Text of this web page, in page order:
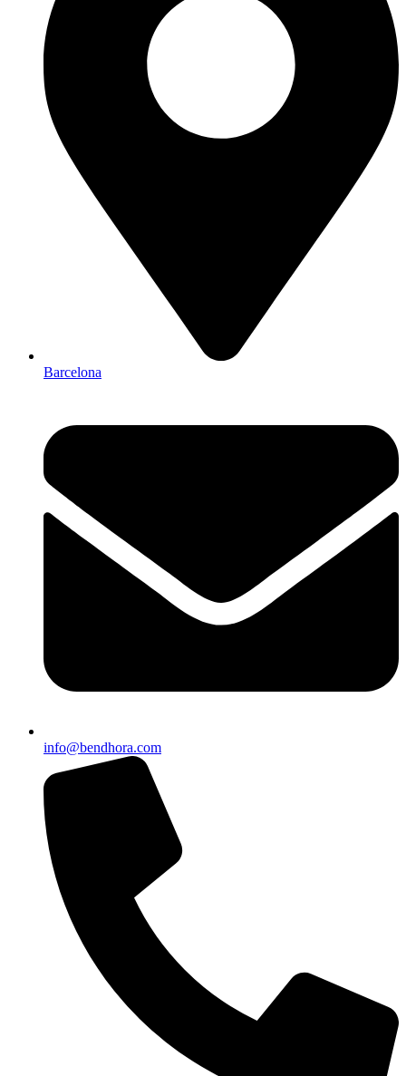
Barcelona
info@bendhora.com